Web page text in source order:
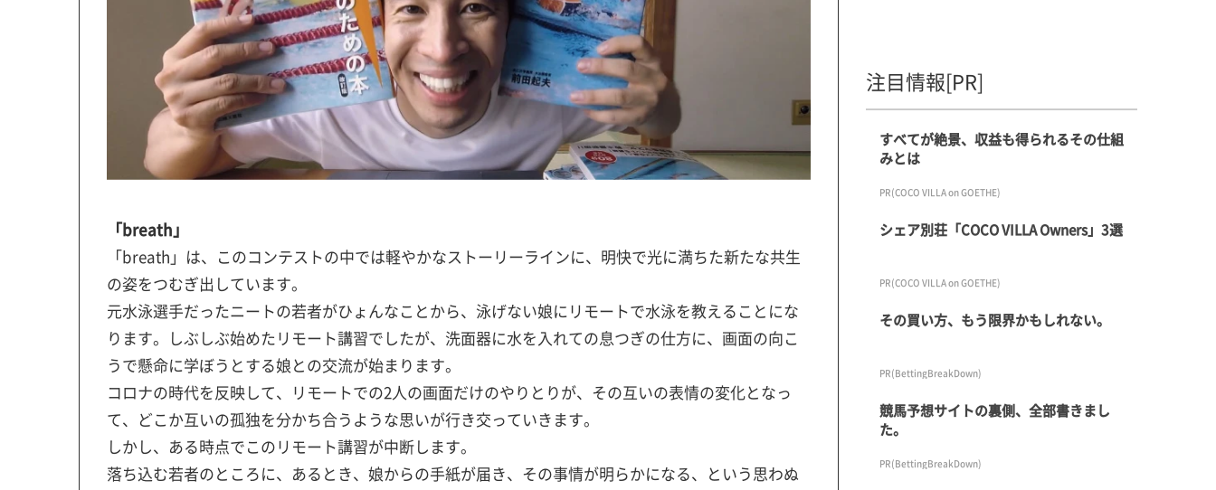
「breath」
「breath」は、このコンテストの中では軽やかなストーリーラインに、明快で光に満ちた新たな共生
の姿をつむぎ出しています。
元水泳選手だったニートの若者がひょんなことから、泳げない娘にリモートで水泳を教えることにな
ります。しぶしぶ始めたリモート講習でしたが、洗面器に水を入れての息つぎの仕方に、画面の向こ
うで懸命に学ぼうとする娘との交流が始まります。
コロナの時代を反映して、リモートでの2人の画面だけのやりとりが、その互いの表情の変化となっ
て、どこか互いの孤独を分かち合うような思いが行き交っていきます。
しかし、ある時点でこのリモート講習が中断します。
落ち込む若者のところに、あるとき、娘からの手紙が届き、その事情が明らかになる、という思わぬ
注目情報[PR]
すべてが絶景、収益も得られるその仕組
みとは
PR(COCO VILLA on GOETHE)
シェア別荘「COCO VILLA Owners」3選
PR(COCO VILLA on GOETHE)
その買い方、もう限界かもしれない。
PR(BettingBreakDown)
競馬予想サイトの裏側、全部書きまし
た。
PR(BettingBreakDown)